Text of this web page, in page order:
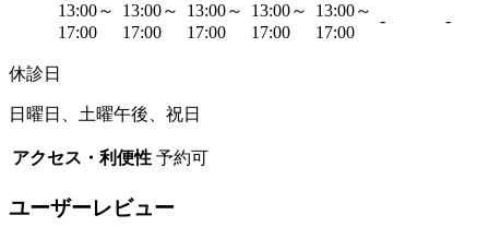
13:00～
17:00
13:00～
17:00
13:00～
17:00
13:00～
17:00
13:00～
17:00
- -
休診日
日曜日、土曜午後、祝日
アクセス・利便性 予約可
ユーザーレビュー